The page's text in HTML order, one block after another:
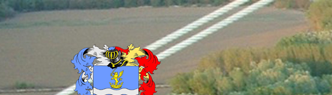
Ugrás a tartalomra